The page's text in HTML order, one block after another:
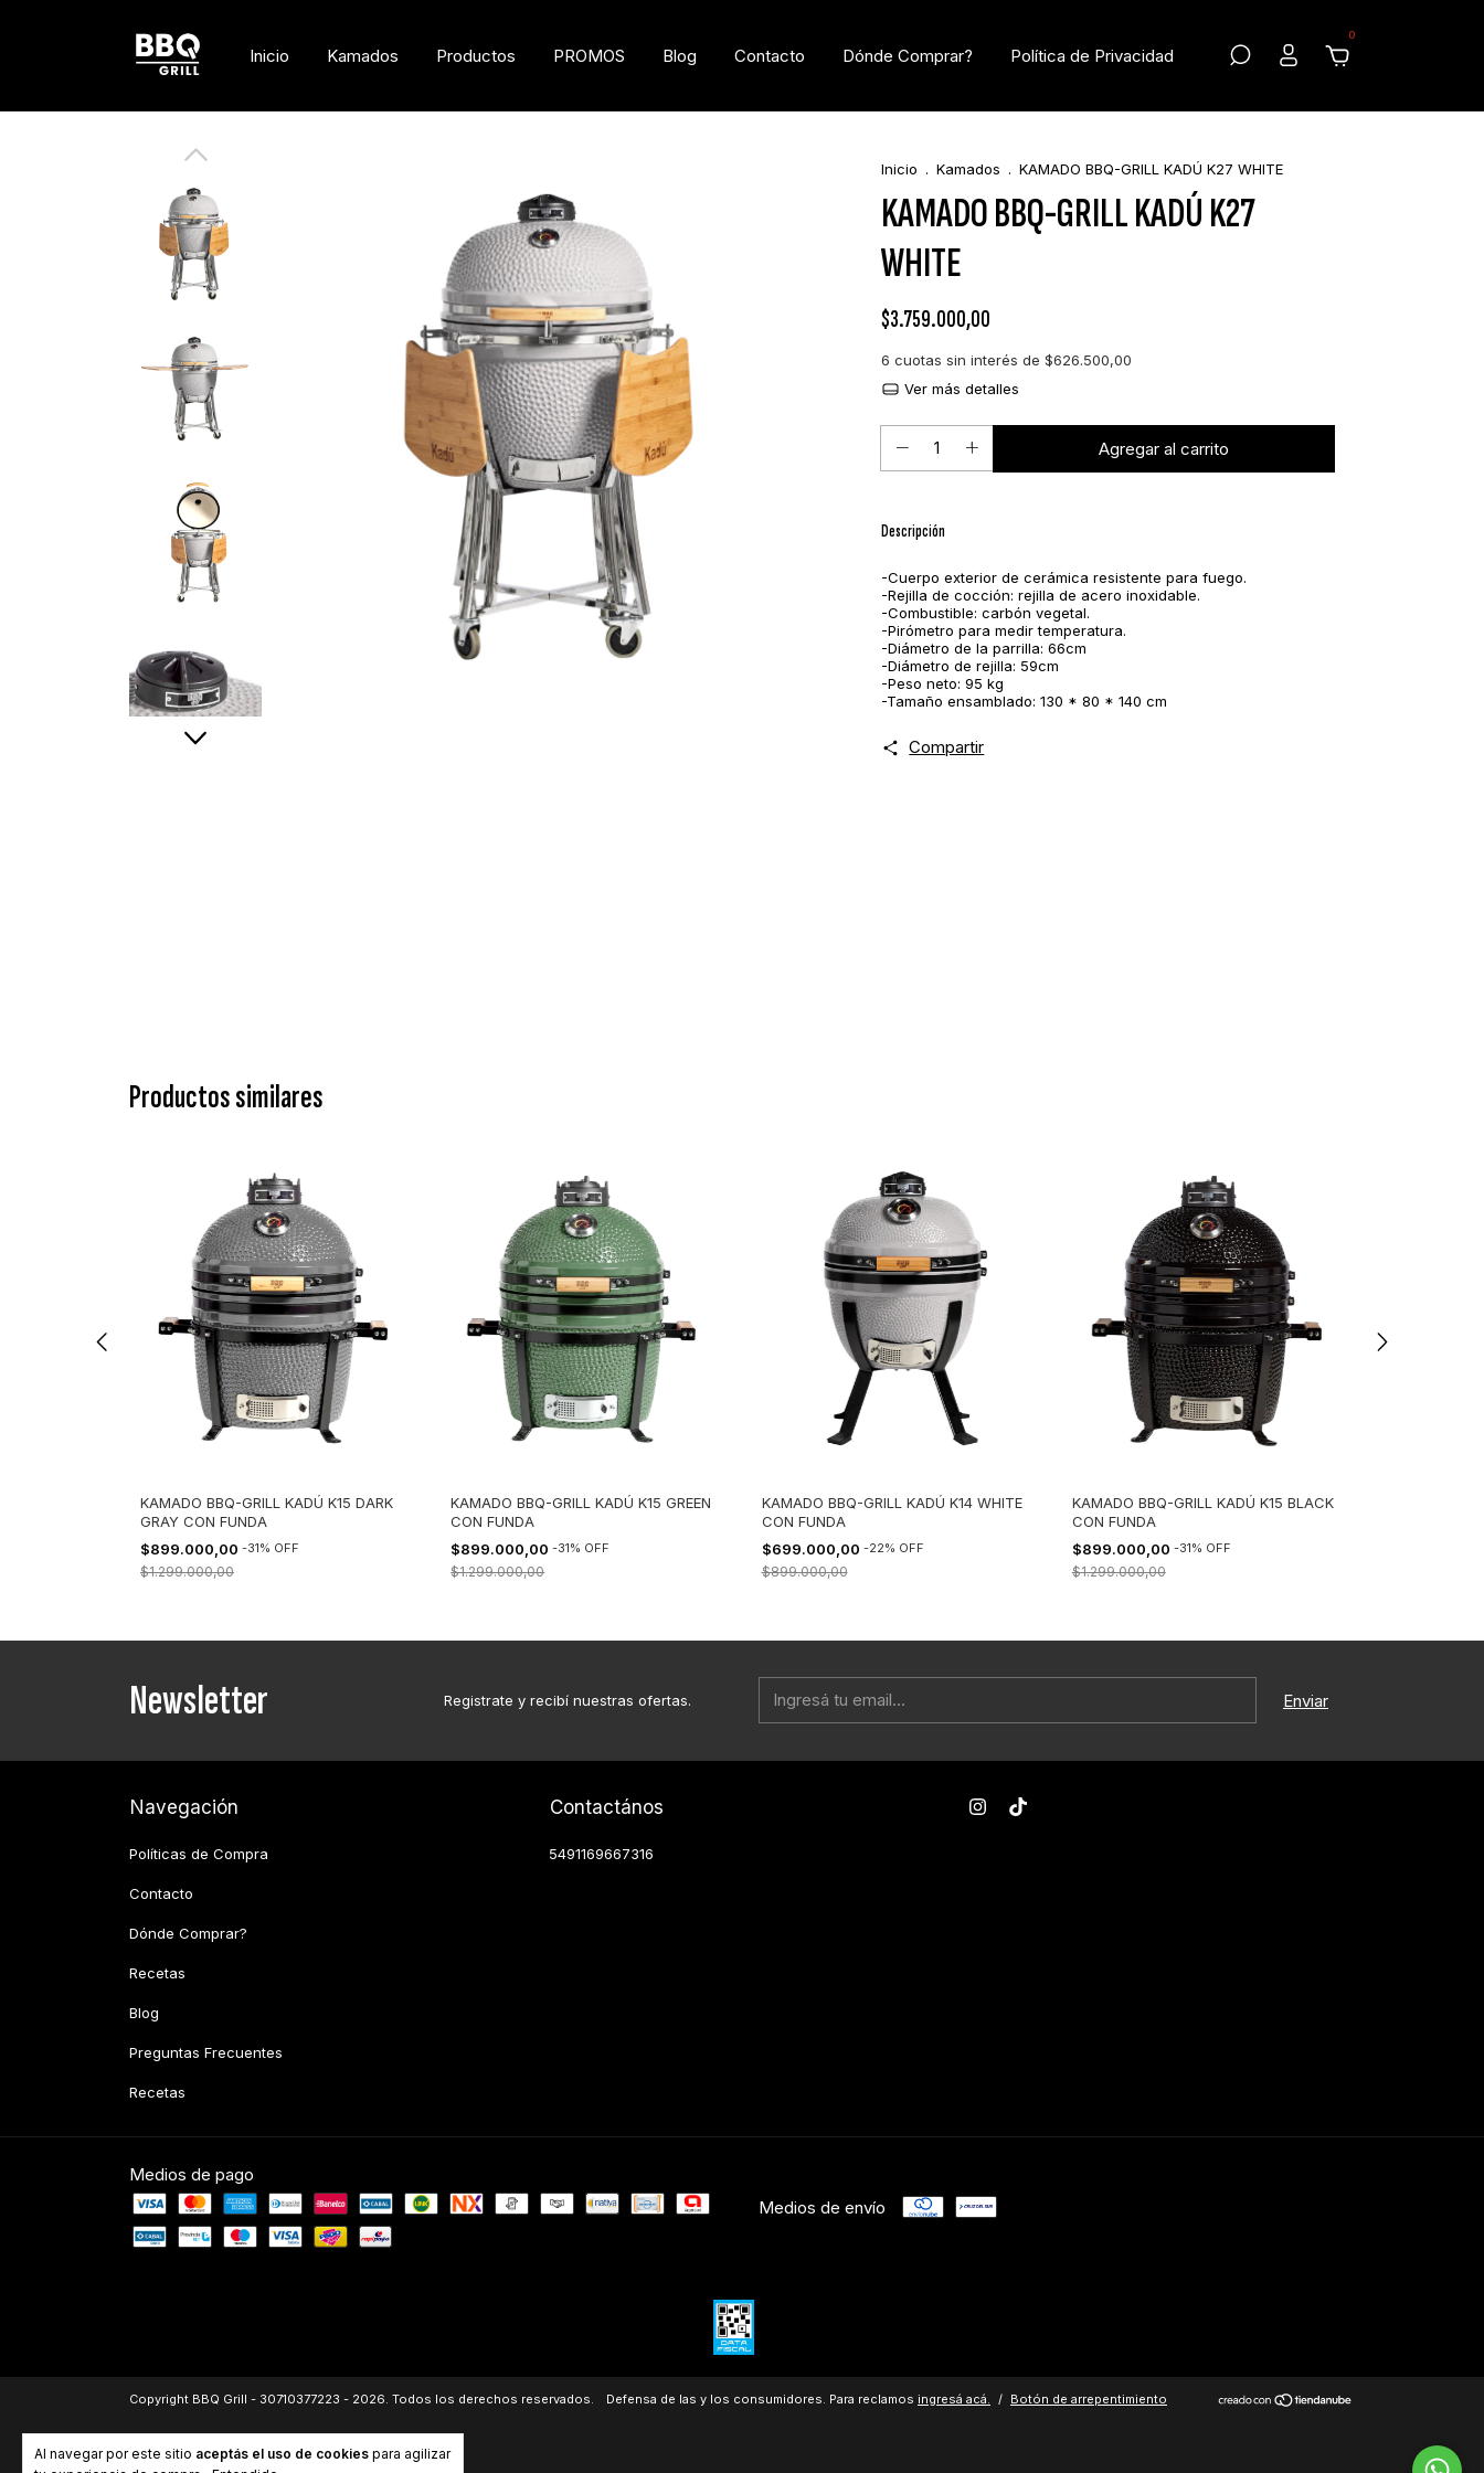
Inicio Kamados Productos PROMOS Blog Contacto Dónde Comprar? Política de Privacidad
0
Al navegar por este sitio aceptás el uso de cookies para agilizar
Inicio . Kamados . KAMADO BBQ-GRILL KADÚ K27 WHITE
KAMADO BBQ-GRILL KADÚ K27
WHITE
$3.759.000,00
6 cuotas sin interés de $626.500,00
Ver más detalles
Descripción
-Cuerpo exterior de cerámica resistente para fuego.
-Rejilla de cocción: rejilla de acero inoxidable.
-Combustible: carbón vegetal.
-Pirómetro para medir temperatura.
-Diámetro de la parrilla: 66cm
-Diámetro de rejilla: 59cm
-Peso neto: 95 kg
-Tamaño ensamblado: 130 * 80 * 140 cm
Compartir
Productos similares
KAMADO BBQ-GRILL KADÚ K15 DARK
GRAY CON FUNDA
$899.000,00 -31% OFF
$1.299.000,00
KAMADO BBQ-GRILL KADÚ K15 GREEN
CON FUNDA
$899.000,00-31% OFF
$1.299.000,00
KAMADO BBQ-GRILL KADÚ K14 WHITE
CON FUNDA
$699.000,00 -22% OFF
$899.000,00
KAMADO BBQ-GRILL KADÚ K15 BLACK
CON FUNDA
$899.000,00 -31% OFF
$1.299.000,00
Newsletter Registrate y recibí nuestras ofertas.
Navegación
Políticas de Compra
Contacto
Dónde Comprar?
Recetas
Blog
Preguntas Frecuentes
Recetas
Contactános
5491169667316
Medios de pago
Medios de envío
Copyright BBQ Grill - 30710377223 - 2026. Todos los derechos reservados. Defensa de las y los consumidores. Para reclamos ingresá acá. / Botón de arrepentimiento